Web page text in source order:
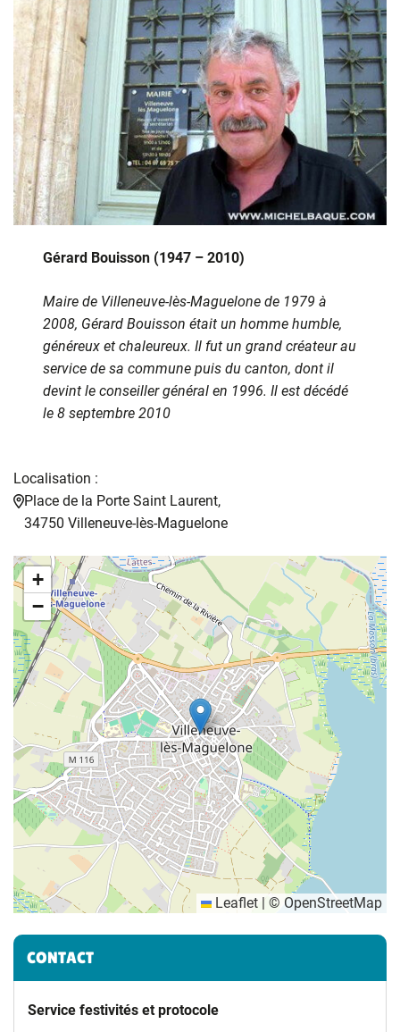
Gérard Bouisson (1947 – 2010)
Maire de Villeneuve-lès-Maguelone de 1979 à
2008, Gérard Bouisson était un homme humble,
généreux et chaleureux. Il fut un grand créateur au
service de sa commune puis du canton, dont il
devint le conseiller général en 1996. Il est décédé
le 8 septembre 2010
Localisation :
Place de la Porte Saint Laurent,
34750 Villeneuve-lès-Maguelone
+
−
Leaflet © OpenStreetMap
Informations complémentaires
CONTACT
Service festivités et protocole